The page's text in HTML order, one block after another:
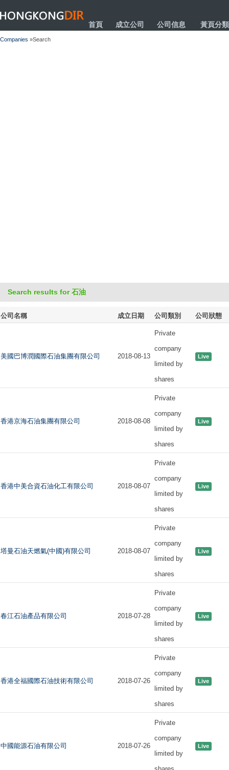
HONGKONGDIR
首頁 成立公司 公司信息 黃頁分類
Companies »Search
Search results for 石油
公司名稱 成立日期 公司類別 公司狀態
美國巴博潤國際石油集團有限公司 2018-08-13
Private
company
limited by
shares
Live
香港京海石油集團有限公司 2018-08-08
Private
company
limited by
shares
Live
香港中美合資石油化工有限公司 2018-08-07
Private
company
limited by
shares
Live
塔曼石油天燃氣(中國)有限公司 2018-08-07
Private
company
limited by
shares
Live
春江石油產品有限公司 2018-07-28
Private
company
limited by
shares
Live
香港全福國際石油技術有限公司 2018-07-26
Private
company
limited by
shares
Live
中國能源石油有限公司 2018-07-26
Private
company
limited by
Live